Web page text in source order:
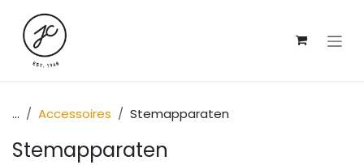
... Accessoires Stemapparaten
Stemapparaten